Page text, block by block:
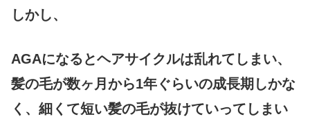
しかし、
AGAになるとヘアサイクルは乱れてしまい、
髪の毛が数ヶ月から1年ぐらいの成長期しかな
く、細くて短い髪の毛が抜けていってしまい